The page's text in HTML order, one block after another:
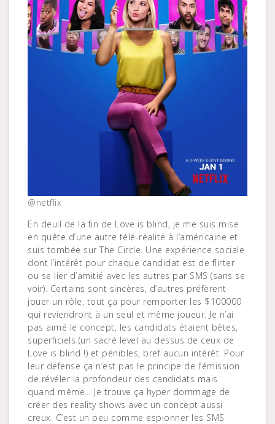
@netflix
En deuil de la fin de Love is blind, je me suis mise
en quête d’une autre télé-réalité à l’américaine et
suis tombée sur The Circle. Une expérience sociale
dont l’intérêt pour chaque candidat est de flirter
ou se lier d’amitié avec les autres par SMS (sans se
voir). Certains sont sincères, d’autres préfèrent
jouer un rôle, tout ça pour remporter les $100000
qui reviendront à un seul et même joueur. Je n’ai
pas aimé le concept, les candidats étaient bêtes,
superficiels (un sacré level au dessus de ceux de
Love is blind !) et pénibles, bref aucun intérêt. Pour
leur défense ça n’est pas le principe de l’émission
de révéler la profondeur des candidats mais
quand même… Je trouve ça hyper dommage de
créer des reality shows avec un concept aussi
creux. C’est un peu comme espionner les SMS